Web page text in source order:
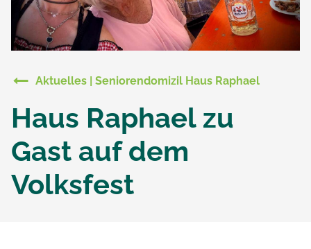
Aktuelles | Seniorendomizil Haus Raphael
Haus Raphael zu
Gast auf dem
Volksfest